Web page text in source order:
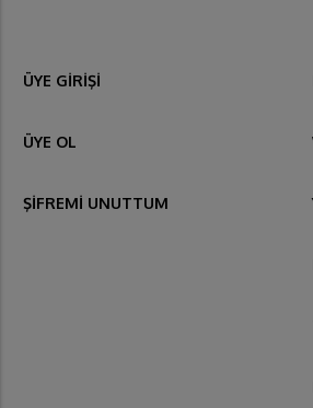
ÜYE GİRİŞİ
ÜYE OL
ŞİFREMİ UNUTTUM